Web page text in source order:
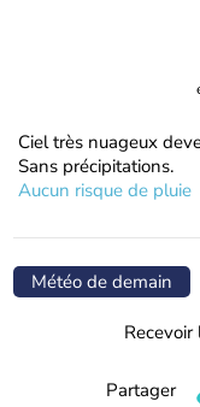
Ciel très nuageux
Sans précipitations.
Aucun risque de pluie
Météo de demain
Partager